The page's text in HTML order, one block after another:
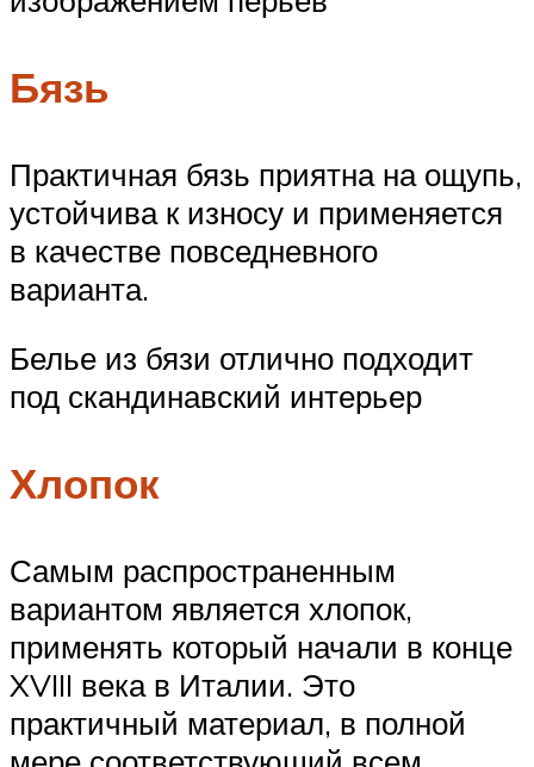
Бязь
Практичная бязь приятна на ощупь,
устойчива к износу и применяется
в качестве повседневного
варианта.
Белье из бязи отлично подходит
под скандинавский интерьер
Хлопок
Самым распространенным
вариантом является хлопок,
применять который начали в конце
XVIII века в Италии. Это
практичный материал, в полной